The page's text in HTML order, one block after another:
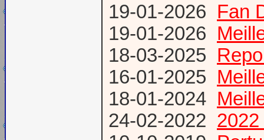
19-01-2026 Fan
19-01-2026
18-03-2025
16-01-2025
18-01-2024
24-02-2022